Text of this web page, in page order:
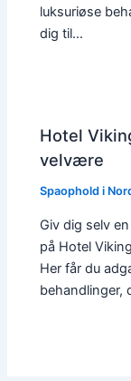
luksuriøse
dig til…
Hotel
velvære
Spaophold i
Giv dig selv
på Hotel
Her får du
behandlinger,